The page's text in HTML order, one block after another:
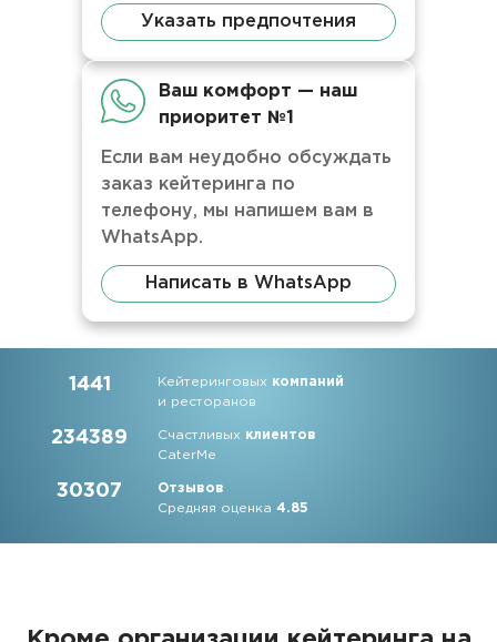
Указать предпочтения
Ваш комфорт — наш
приоритет №1
Если вам неудобно обсуждать
заказ кейтеринга по
телефону, мы напишем вам в
WhatsApp.
Написать в WhatsApp
1441 Кейтеринговых компаний
и ресторанов
234389 Счастливых клиентов
CaterMe
30307
Отзывов
Средняя оценка4.85